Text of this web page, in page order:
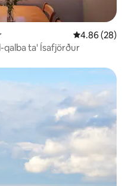
Rating medju
4.86 (28)
ta' Ísafjörður